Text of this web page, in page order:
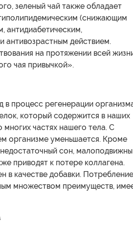
зеленый чай также обладает
(снижающим
антидиабетическим,
антивозрастным действием.
на протяжении всей
чая привычкой».
в процесс регенерации
который содержится в наших
многих частях нашего тела. С
организме уменьшается. Кроме
сон,
приводят к потере коллагена.
в качестве добавки. Потребление
множеством преимуществ,